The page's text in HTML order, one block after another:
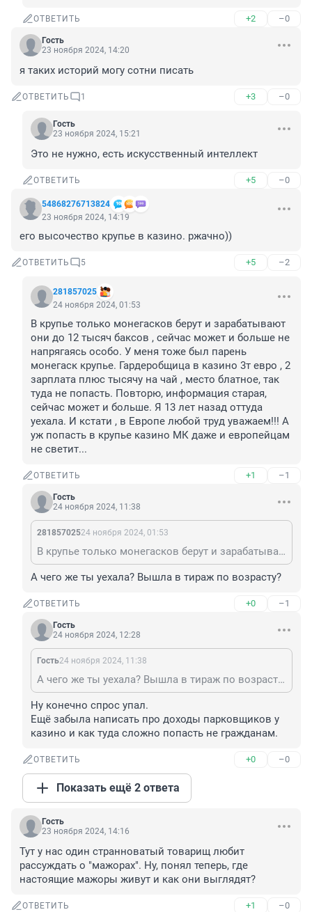
ОТВЕТИТЬ +2 –0
Гость
23 ноября 2024, 14:20
я таких историй могу сотни писать
ОТВЕТИТЬ 1 +3 –0
Гость
23 ноября 2024, 15:21
Это не нужно, есть искусственный интеллект
ОТВЕТИТЬ +5 –0
54868276713824
23 ноября 2024, 14:19
его высочество крупье в казино. ржачно))
ОТВЕТИТЬ 5 +5 –2
281857025
24 ноября 2024, 01:53
В крупье только монегасков берут и зарабатывают
они до 12 тысяч баксов , сейчас может и больше не
напрягаясь особо. У меня тоже был парень
монегаск крупье. Гардеробщица в казино 3т евро , 2
зарплата плюс тысячу на чай , место блатное, так
туда не попасть. Повторю, информация старая,
сейчас может и больше. Я 13 лет назад оттуда
уехала. И кстати , в Европе любой труд уважаем!!! А
уж попасть в крупье казино МК даже и европейцам
не светит...
ОТВЕТИТЬ +1 –1
Гость
24 ноября 2024, 11:38
28185702524 ноября 2024, 01:53
В крупье только монегасков берут и зарабатывают они до 12 тысяч баксов , сейчас может и больше не напрягаясь особо. У меня тоже был парень монегаск крупье. Гардеробщица в казино 3т евро , 2 зарплата плюс тысячу на чай , место блатное, так туда не попасть. Повторю, информация старая, сейчас может и больше. Я 13 лет назад оттуда уехала. И кстати , в Европе любой труд уважаем!!! А уж попасть в крупье казино МК даже и европейцам не светит...
А чего же ты уехала? Вышла в тираж по возрасту?
ОТВЕТИТЬ +0 –1
Гость
24 ноября 2024, 12:28
Гость24 ноября 2024, 11:38
А чего же ты уехала? Вышла в тираж по возрасту?
Ну конечно спрос упал.
Ещё забыла написать про доходы парковщиков у
казино и как туда сложно попасть не гражданам.
ОТВЕТИТЬ +0 –0
Показать ещё 2 ответа
Гость
23 ноября 2024, 14:16
Тут у нас один странноватый товарищ любит
рассуждать о "мажорах". Ну, понял теперь, где
настоящие мажоры живут и как они выглядят?
ОТВЕТИТЬ +1 –0